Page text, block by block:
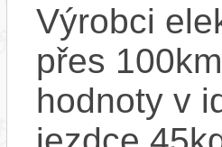
Výrobci
přes
hodnoty v